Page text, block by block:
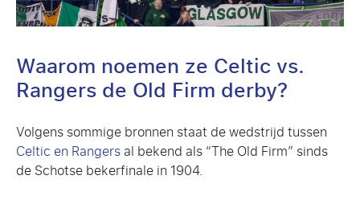
Waarom noemen ze Celtic vs.
Rangers de Old Firm derby?
Volgens sommige bronnen staat de wedstrijd tussen
Celtic en Rangersal bekend als “The Old Firm” sinds
de Schotse bekerfinale in 1904.